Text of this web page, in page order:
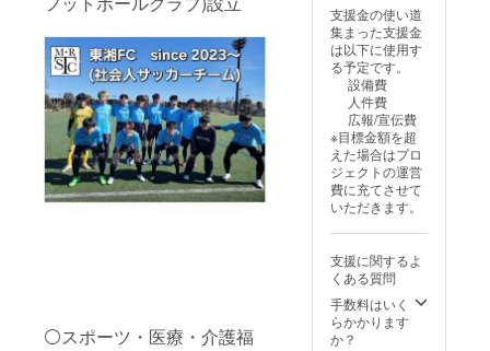
⚪スポーツ・医療・介護福
ジェク
ト終了
後に
メール
で送ら
れま
す。 こ
の体験
レッス
ンを通
じて、
ご自身
の体の
状態を
理解
し、よ
り効果
的なエ
クササ
末まで
提供方
法：
Zoomオ
ンライ
ンアカ
ウント
はプロ
ジェク
ト終了
後に
メール
しま
す。
ンにご
参加い
ただく
にあた
り、怪
我、体
調不良
による
欠席、
車の事
故、施
設まで
の移動
中、駐
車対応
など、
レッス
ン中、
外に生
祝日を
除く）
の10時
から17
時、月
曜日は
10時か
ら19時
までご
予約可
能で
す。予
約表に
てご予
約をお
願いい
たしま
す。
す。 *
後半25
分: 参加
者全体
の状況
を見な
がら、
応用メ
ニュー
を取り
入れ、
より効
果的な
トレー
ニング
を行い
ます。 *
こんな
方にお
m3QVJ
3C ・
フィジ
テク理
論(フィ
ジテク
の理論
をより
詳しく
知る)
→https:
//gamm
a.app/d
ocs/-
5zxvci2
e?
mode=
doc ・
の後、
足に
フィッ
トし、
歩行を
サポー
トする
イン
ソール
を作成
しま
す。イ
ンソー
靴に入
れて歩
行時な
どにご
利用い
支援金の使い道
集まった支援金
は以下に使用す
る予定です。
設備費
人件費
広報/宣伝費
※目標金額を超
えた場合はプロ
ジェクトの運営
費に充てさせて
いただきます。
支援に関するよ
くある質問
手数料はいく
らかかります
か？